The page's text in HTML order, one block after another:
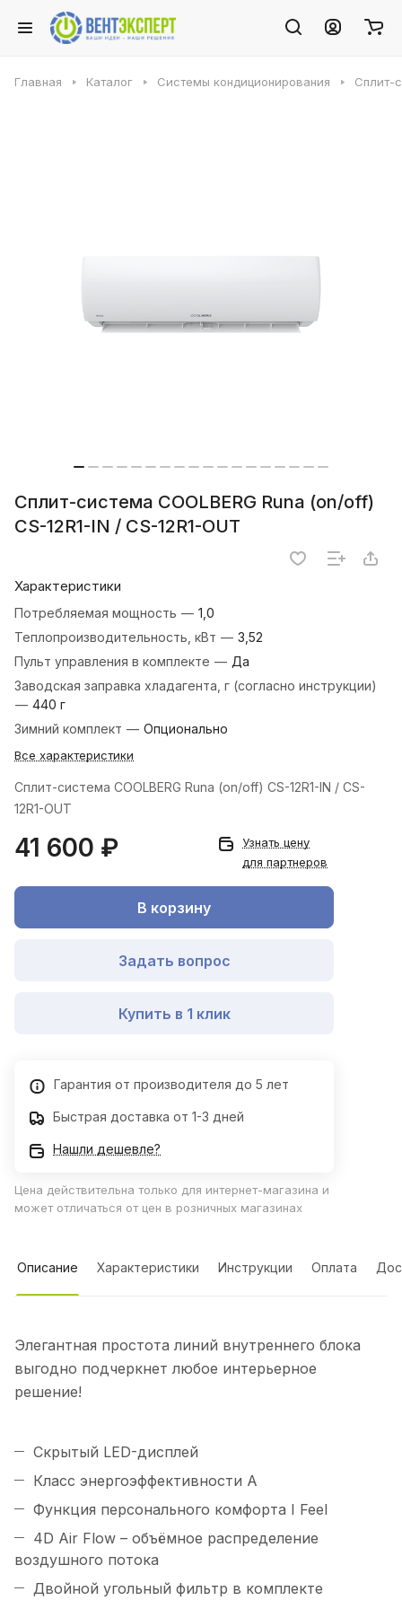
Главная Каталог Системы кондиционирования Сплит-
Сплит-система СOOLBERG Runa (on/off)
CS-12R1-IN / CS-12R1-OUT
Характеристики
Потребляемая мощность — 1,0
Теплопроизводительность, кВт — 3,52
Пульт управления в комплекте — Да
Заводская заправка хладагента, г (согласно инструкции)
— 440 г
Зимний комплект — Опционально
Все характеристики
Сплит-система СOOLBERG Runa (on/off) CS-12R1-IN / CS-
12R1-OUT
41 600 ₽
Узнать цену
для партнеров
В корзину
Задать вопрос
Купить в 1 клик
Гарантия от производителя до 5 лет
Быстрая доставка от 1-3 дней
Нашли дешевле?
Цена действительна только для интернет-магазина и
может отличаться от цен в розничных магазинах
Описание Характеристики Инструкции Оплата
Элегантная простота линий внутреннего блока
выгодно подчеркнет любое интерьерное
решение!
Скрытый LED-дисплей
Класс энергоэффективности А
Функция персонального комфорта I Feel
4D Air Flow – объёмное распределение
воздушного потока
Двойной угольный фильтр в комплекте